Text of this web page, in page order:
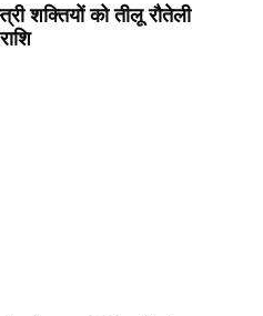
शक्तियों को तीलू रौतेली